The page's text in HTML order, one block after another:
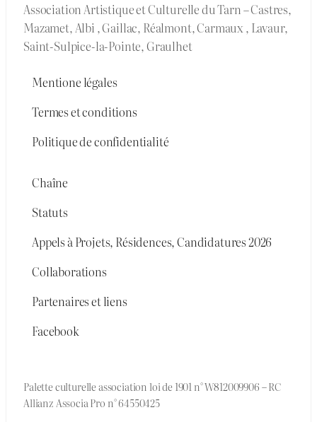
Association Artistique et Culturelle du Tarn – Castres,
Mazamet, Albi , Gaillac, Réalmont, Carmaux , Lavaur,
Saint-Sulpice-la-Pointe, Graulhet
Mentione légales
Termes et conditions
Politique de confidentialité
Chaîne
Statuts
Appels à Projets, Résidences, Candidatures 2026
Collaborations
Partenaires et liens
Facebook
Palette culturelle association loi de 1901 n° W812009906 – RC
Allianz Associa Pro n° 64550425